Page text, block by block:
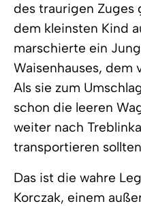
des traurigen Zuges
dem kleinsten Kind
marschierte ein
Waisenhauses,
Als sie zum
schon die leeren
weiter nach
transportieren
Das ist die wahre
Korczak, einem